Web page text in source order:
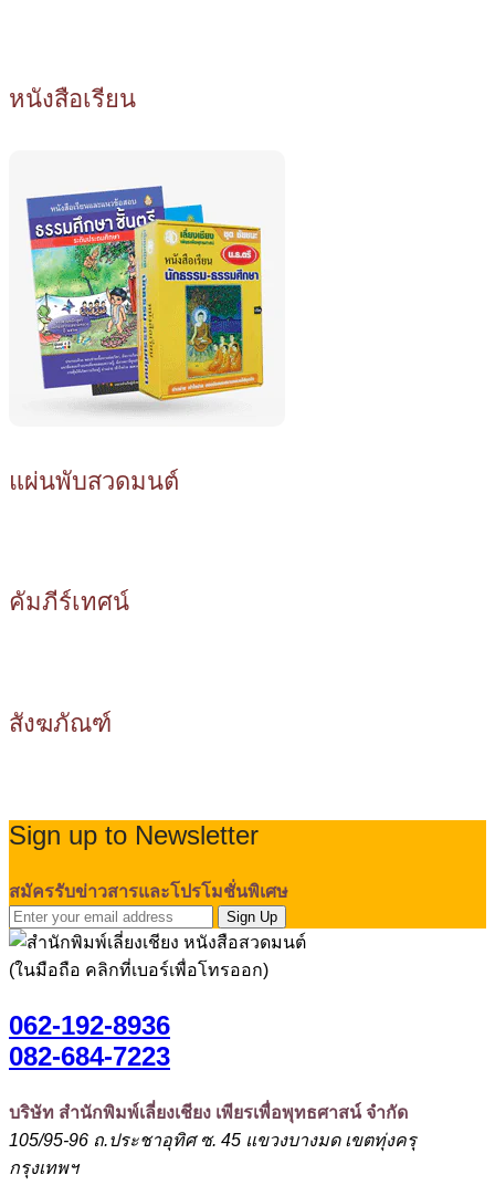
หนังสือเรียน
แผ่นพับสวดมนต์
คัมภีร์เทศน์
สังฆภัณฑ์
Sign up to Newsletter
สมัครรับข่าวสารและโปรโมชั่นพิเศษ
Sign Up
(ในมือถือ คลิกที่เบอร์เพื่อโทรออก)
062-192-8936
082-684-7223
บริษัท สำนักพิมพ์เลี่ยงเชียง เพียรเพื่อพุทธศาสน์ จำกัด
105/95-96 ถ.ประชาอุทิศ ซ. 45 แขวงบางมด เขตทุ่งครุ
กรุงเทพฯ